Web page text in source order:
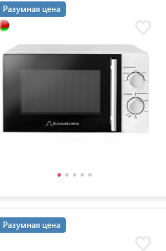
Разумная цена
Разумная цена